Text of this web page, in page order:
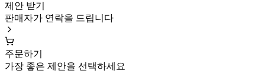
제안 받기
판매자가 연락을 드립니다
주문하기
가장 좋은 제안을 선택하세요